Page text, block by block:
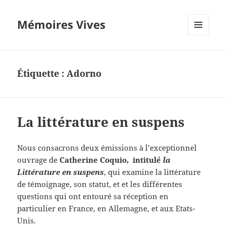
Mémoires Vives
Étiquette :Adorno
La littérature en suspens
Nous consacrons deux émissions à l’exceptionnel
ouvrage deCatherine Coquio, intitulé la
Littérature en suspens, qui examine la littérature
de témoignage, son statut, et et les différentes
questions qui ont entouré sa réception en
particulier en France, en Allemagne, et aux Etats-
Unis.